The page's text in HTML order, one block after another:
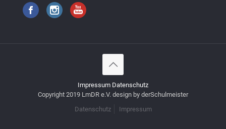
Impressum Datenschutz
Copyright 2019 LmDR e.V. design by derSchulmeister
Datenschutz
Impressum